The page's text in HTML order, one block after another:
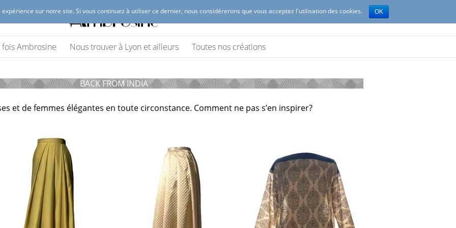
Ambrosine
Nous trouver à Lyon et ailleurs Toutes nos créations
BACK FROM INDIA
et de femmes élégantes en toute circonstance. Comment ne pas s’en inspirer?
sur notre site. Si vous continuez à utiliser ce dernier, nous considérerons que vous acceptez l'utilisation des cookies. OK